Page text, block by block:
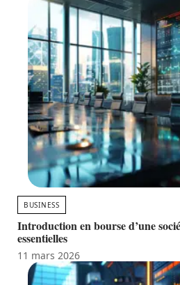
BUSINESS
Introduction en bourse d’une
essentielles
11 mars 2026